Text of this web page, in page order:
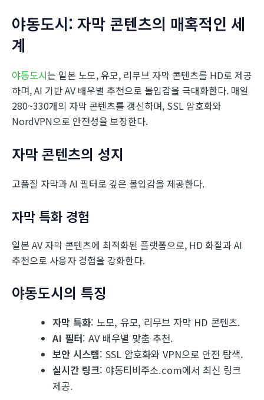
야동도시: 자막 콘텐츠의 매혹적인 세
계
야동도시는 일본 노모, 유모, 리무브 자막 콘텐츠를 HD로 제공
하며, AI 기반 AV 배우별 추천으로 몰입감을 극대화한다. 매일
280~330개의 자막 콘텐츠를 갱신하며, SSL 암호화와
NordVPN으로 안전성을 보장한다.
자막 콘텐츠의 성지
고품질 자막과 AI 필터로 깊은 몰입감을 제공한다.
자막 특화 경험
일본 AV 자막 콘텐츠에 최적화된 플랫폼으로, HD 화질과 AI
추천으로 사용자 경험을 강화한다.
야동도시의 특징
자막 특화: 노모, 유모, 리무브 자막 HD 콘텐츠.
AI 필터: AV 배우별 맞춤 추천.
보안 시스템: SSL 암호화와 VPN으로 안전 탐색.
실시간 링크: 야동티비주소.com에서 최신 링크
제공.